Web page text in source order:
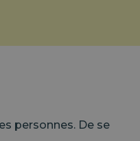
personnes. De se